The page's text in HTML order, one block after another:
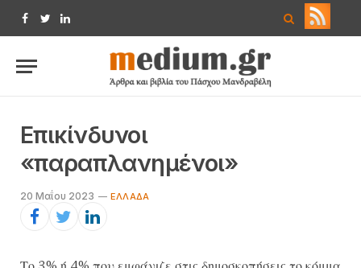
Facebook
TwitterLinkedIn
Επικίνδυνοι
«παραπλανημένοι»
20 Μαΐου 2023 ΕΛΛΆΔΑ